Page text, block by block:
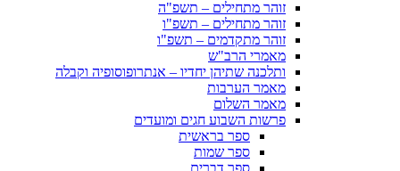
זוהר מתחילים – תשפ"ה
זוהר מתחילים – תשפ"ו
זוהר מתקדמים – תשפ"ו
מאמרי הרב"ש
ותלכנה שתיהן יחדיו – אנתרופוסופיה וקבלה
מאמר הערבות
מאמר השלום
פרשות השבוע חגים ומועדים
ספר בראשית
ספר שמות